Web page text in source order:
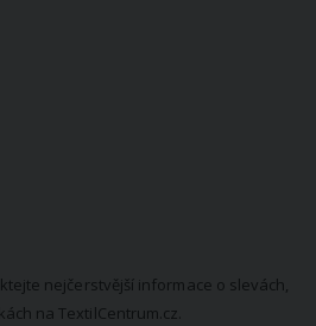
nejčerstvější informace o slevách,
na TextilCentrum.cz.